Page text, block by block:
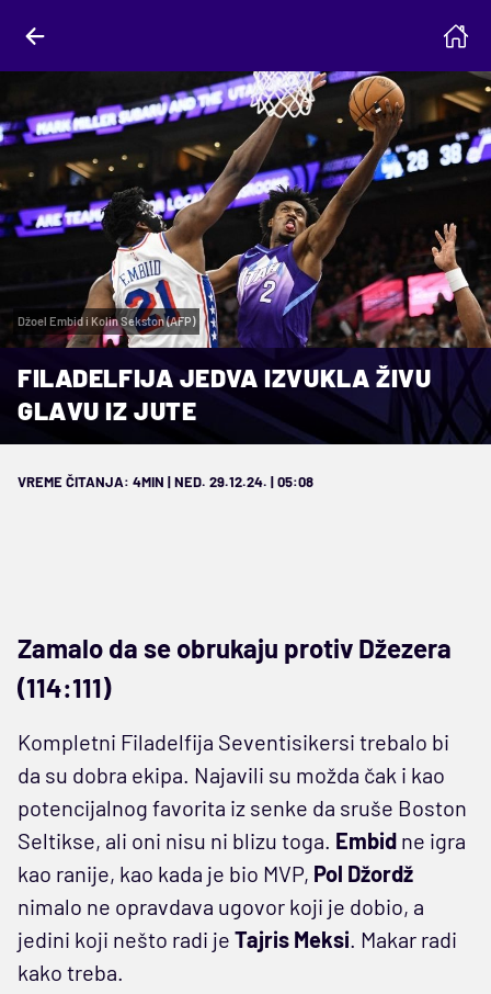
Džoel Embid i Kolin Sekston (AFP)
FILADELFIJA JEDVA IZVUKLA ŽIVU
GLAVU IZ JUTE
VREME ČITANJA: 4MIN | NED. 29.12.24. | 05:08
Zamalo da se obrukaju protiv Džezera
(114:111)
Kompletni Filadelfija Seventisikersi trebalo bi
da su dobra ekipa. Najavili su možda čak i kao
potencijalnog favorita iz senke da sruše Boston
Seltikse, ali oni nisu ni blizu toga. Embid ne igra
kao ranije, kao kada je bio MVP, Pol Džordž
nimalo ne opravdava ugovor koji je dobio, a
jedini koji nešto radi je Tajris Meksi. Makar radi
kako treba.